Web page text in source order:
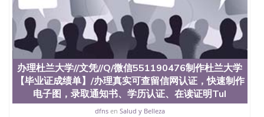
办理杜兰大学//文凭//Q/微信551190476制作杜兰大学
【毕业证成绩单】/办理真实可查留信网认证，快速制作
电子图，录取通知书、学历认证、在读证明Tul
dfnsen Salud y Belleza